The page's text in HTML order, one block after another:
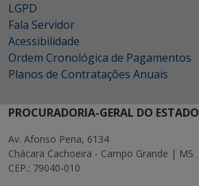
LGPD
Fala Servidor
Acessibilidade
Ordem Cronológica de Pagamentos
Planos de Contratações Anuais
PROCURADORIA-GERAL DO ESTADO
Av. Afonso Pena, 6134
Chácara Cachoeira - Campo Grande | MS
CEP.: 79040-010